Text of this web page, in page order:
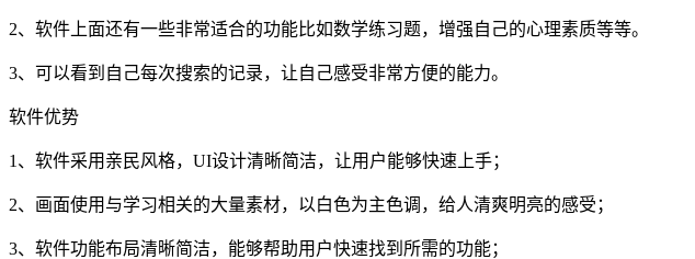
2、软件上面还有一些非常适合的功能比如数学练习题，增强自己的心理素质等等。
3、可以看到自己每次搜索的记录，让自己感受非常方便的能力。
软件优势
1、软件采用亲民风格，UI设计清晰简洁，让用户能够快速上手；
2、画面使用与学习相关的大量素材，以白色为主色调，给人清爽明亮的感受；
3、软件功能布局清晰简洁，能够帮助用户快速找到所需的功能；